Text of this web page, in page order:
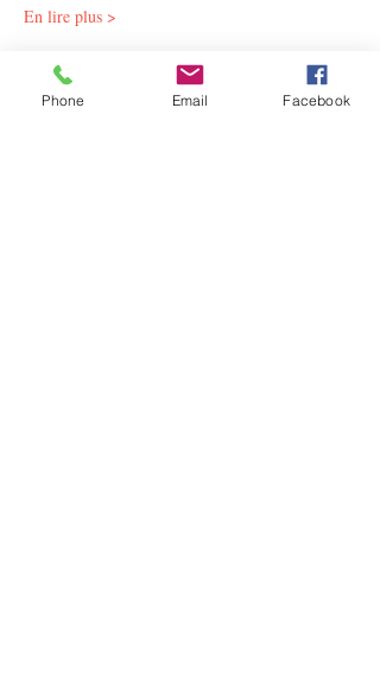
En lire plus >
Partager cet événement
Phone Email Facebook